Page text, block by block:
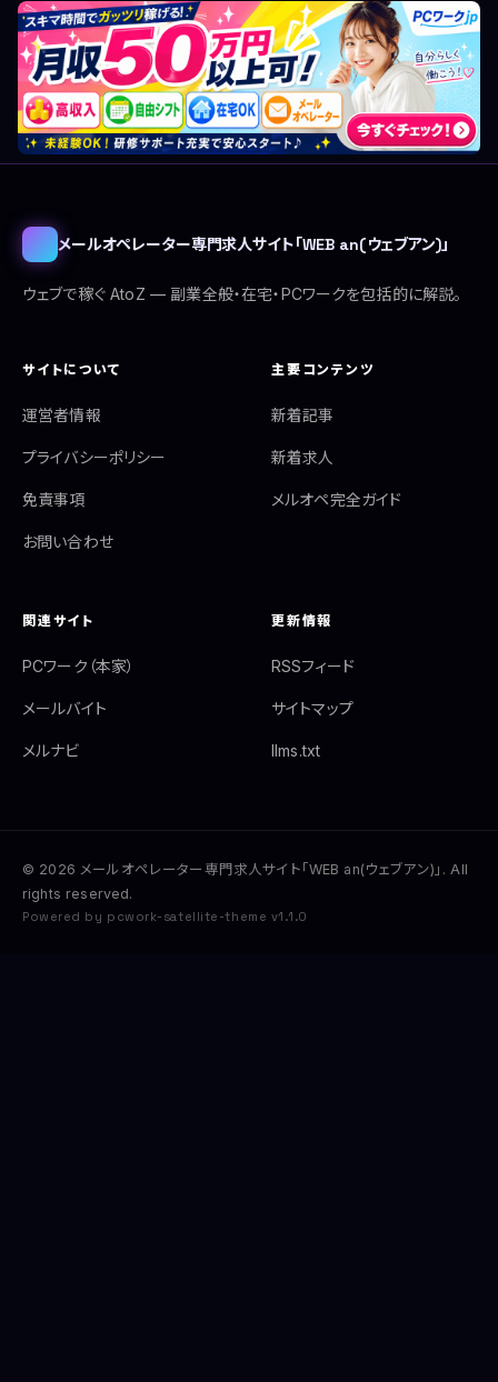
メールオペレーター専門求人サイト「WEB an(ウェブアン)」
ウェブで稼ぐ AtoZ — 副業全般・在宅・PCワークを包括的に解説。
サイトについて
運営者情報
プライバシーポリシー
免責事項
お問い合わせ
主要コンテンツ
新着記事
新着求人
メルオペ完全ガイド
関連サイト
PCワーク（本家）
メールバイト
メルナビ
更新情報
RSSフィード
サイトマップ
llms.txt
© 2026 メールオペレーター専門求人サイト「WEB an(ウェブアン)」. All
rights reserved.
Powered by pcwork-satellite-theme v1.1.0